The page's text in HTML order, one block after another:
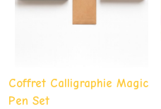
Coffret Calligraphie Magic
Pen Set